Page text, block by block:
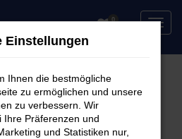
0
Einstellungen
Ihnen die bestmögliche
zu ermöglichen und unsere
zu verbessern. Wir
Ihre Präferenzen und
und Statistiken nur,